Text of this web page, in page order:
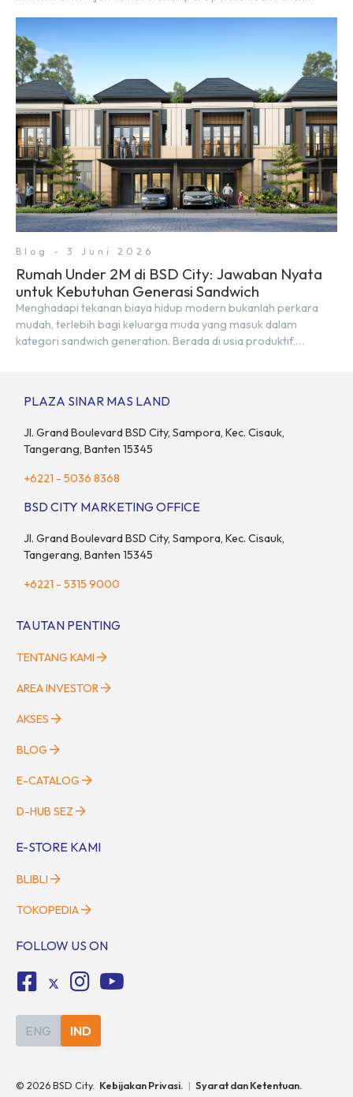
Alley Walk. Ruko terbaru di BSD City ini datang dengan
keunggulan geografis yang sangat strategis. Letaknya
menempel langsung dengan dua pusat pergerakan massa […]
Blog - 3 Juni 2026
Rumah Under 2M di BSD City: Jawaban Nyata
untuk Kebutuhan Generasi Sandwich
Menghadapi tekanan biaya hidup modern bukanlah perkara
mudah, terlebih bagi keluarga muda yang masuk dalam
kategori sandwich generation. Berada di usia produktif,
Fenomena urban ini kian marak di kota-kota besar, termasuk di
PLAZA SINAR MAS LAND
Jl. Grand Boulevard BSD City, Sampora, Kec. Cisauk,
Tangerang, Banten 15345
+6221 - 5036 8368
BSD CITY MARKETING OFFICE
Jl. Grand Boulevard BSD City, Sampora, Kec. Cisauk,
Tangerang, Banten 15345
+6221 - 5315 9000
TAUTAN PENTING
TENTANG KAMI
AREA INVESTOR
AKSES
BLOG
E-CATALOG
D-HUB SEZ
E-STORE KAMI
BLIBLI
TOKOPEDIA
FOLLOW US ON
ENG IND
© 2026BSD City. Kebijakan Privasi. | Syarat dan Ketentuan.